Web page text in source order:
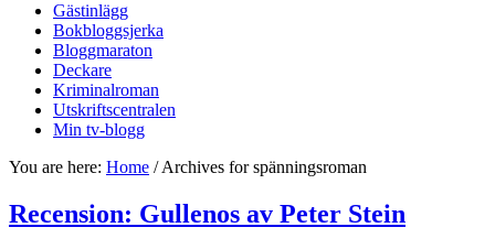
Gästinlägg
Bokbloggsjerka
Bloggmaraton
Deckare
Kriminalroman
Utskriftscentralen
Min tv-blogg
You are here: Home /Archives for spänningsroman
Recension: Gullenos av Peter Stein